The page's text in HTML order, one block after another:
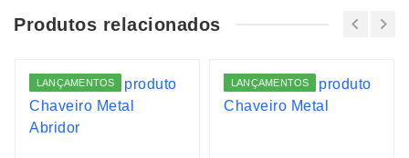
Produtos relacionados
LANÇAMENTOS LANÇAMENTOS